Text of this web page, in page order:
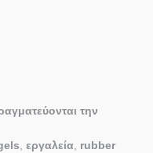
την
, εργαλεία, rubber